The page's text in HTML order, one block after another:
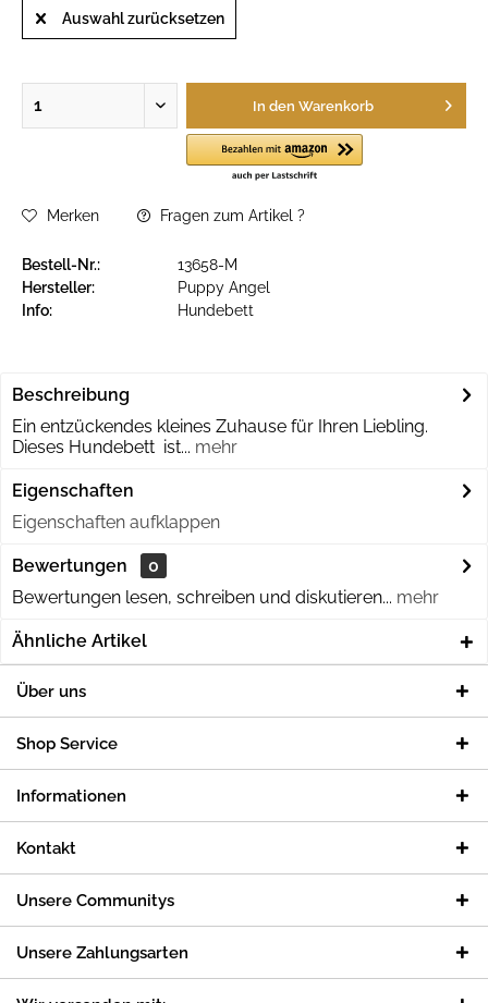
Auswahl zurücksetzen
In den Warenkorb
Merken Fragen zum Artikel ?
Bestell-Nr.:
13658-M
Hersteller:
Puppy Angel
Info:
Hundebett
Beschreibung
Ein entzückendes kleines Zuhause für Ihren Liebling.
Dieses Hundebett ist... mehr
Eigenschaften
Eigenschaften aufklappen
Bewertungen
0
Bewertungen lesen, schreiben und diskutieren... mehr
Ähnliche Artikel
Über uns
Shop Service
Informationen
Kontakt
Unsere Communitys
Unsere Zahlungsarten